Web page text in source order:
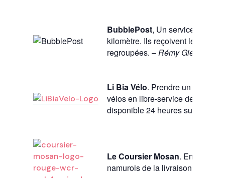
BubblePost, Un service à vélo
kilomètre. Ils reçoivent les
regroupées. –Rémy Giérech
Li Bia Vélo. Prendre un vélo
vélos en libre-service de Namur
disponible 24 heures sur 24 et 7
Le Coursier Mosan. Entreprise
namurois de la livraison à vélo! –